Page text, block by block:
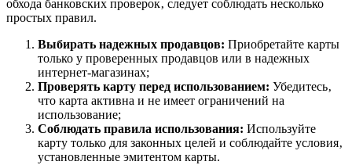
обхода банковских проверок‚ следует соблюдать несколько
простых правил.
Выбирать надежных продавцов: Приобретайте карты
только у проверенных продавцов или в надежных
интернет-магазинах;
Проверять карту перед использованием: Убедитесь‚
что карта активна и не имеет ограничений на
использование;
Соблюдать правила использования: Используйте
карту только для законных целей и соблюдайте условия‚
установленные эмитентом карты.